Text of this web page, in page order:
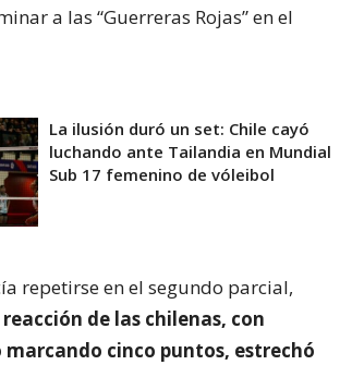
a las “Guerreras Rojas” en el
La ilusión duró un set: Chile cayó
luchando ante Tailandia en Mundial
Sub 17 femenino de vóleibol
repetirse en el segundo parcial,
de las chilenas, con
marcando cinco puntos, estrechó